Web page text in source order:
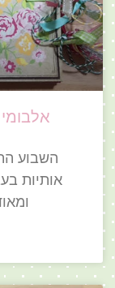
השבוע
אותיות